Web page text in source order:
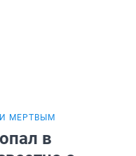
МЕРТВЫМ
в